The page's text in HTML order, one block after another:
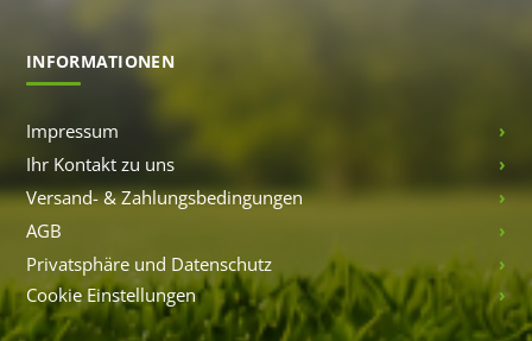
INFORMATIONEN
Impressum
Ihr Kontakt zu uns
Versand- & Zahlungsbedingungen
AGB
Privatsphäre und Datenschutz
Cookie Einstellungen